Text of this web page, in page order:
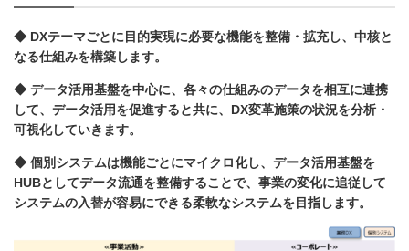
◆ DXテーマごとに目的実現に必要な機能を整備・拡充し、中核と
なる仕組みを構築します。
◆ データ活用基盤を中心に、各々の仕組みのデータを相互に連携
して、データ活用を促進すると共に、DX変革施策の状況を分析・
可視化していきます。
◆ 個別システムは機能ごとにマイクロ化し、データ活用基盤を
HUBとしてデータ流通を整備することで、事業の変化に追従して
システムの入替が容易にできる柔軟なシステムを目指します。